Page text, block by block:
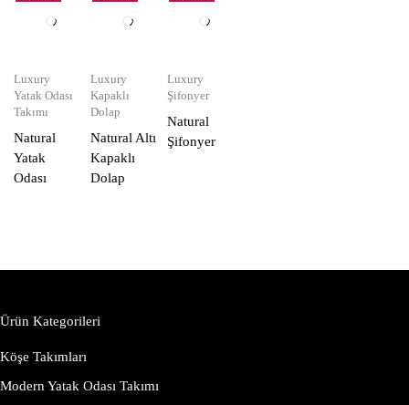
Luxury
Yatak Odası
Takımı
Natural
Yatak
Odası
Luxury
Kapaklı
Dolap
Natural Altı
Kapaklı
Dolap
Luxury
Şifonyer
Natural
Şifonyer
Ürün Kategorileri
Köşe Takımları
Modern Yatak Odası Takımı